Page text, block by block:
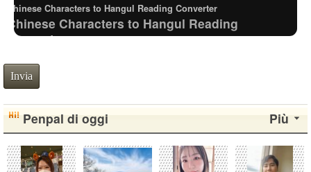
Chinese Characters to Hangul Reading Converter
Chinese Characters to Hangul Reading
Converter
Roman Alphabets to Hiragana/Katakana Converter
Simplified Chinese Characters to Traditional Converter
English Name Generator
Capitalize Sentences/Every Words
Uppercase/Lowercase Converter
Full Size Katakana to Half Size Katakana Converter
Katakana to Hiragana Converter
Invia
Più
Penpal di oggi